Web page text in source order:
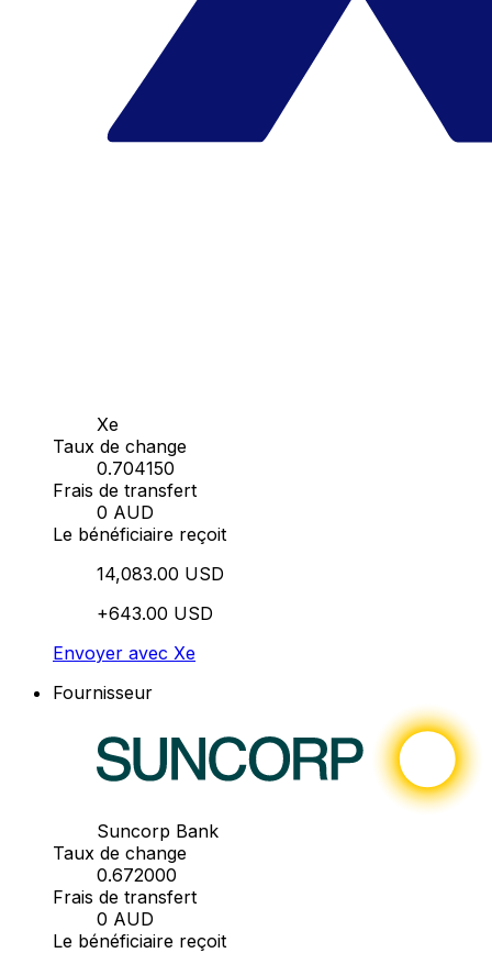
Xe
Taux de change
0.704150
Frais de transfert
0 AUD
Le bénéficiaire reçoit
14,083.00 USD
+643.00 USD
Envoyer avec Xe
Fournisseur
Suncorp Bank
Taux de change
0.672000
Frais de transfert
0 AUD
Le bénéficiaire reçoit